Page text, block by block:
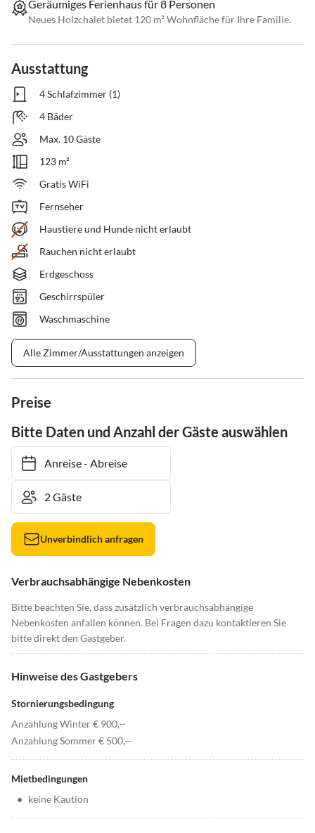
Geräumiges Ferienhaus für 8 Personen
Neues Holzchalet bietet 120 m² Wohnfläche für Ihre Familie.
Ausstattung
4 Schlafzimmer (1)
4 Bäder
Max. 10 Gäste
123 m²
Gratis WiFi
Fernseher
Haustiere und Hunde nicht erlaubt
Rauchen nicht erlaubt
Erdgeschoss
Geschirrspüler
Waschmaschine
Alle Zimmer/Ausstattungen anzeigen
Preise
Bitte Daten und Anzahl der Gäste auswählen
Anreise- Abreise
Unverbindlich anfragen
Verbrauchsabhängige Nebenkosten
Bitte beachten Sie, dass zusätzlich verbrauchsabhängige
Nebenkosten anfallen können. Bei Fragen dazu kontaktieren Sie
bitte direkt den Gastgeber.
Hinweise des Gastgebers
Stornierungsbedingung
Anzahlung Winter € 900,--
Anzahlung Sommer € 500,--
Mietbedingungen
• keine Kaution